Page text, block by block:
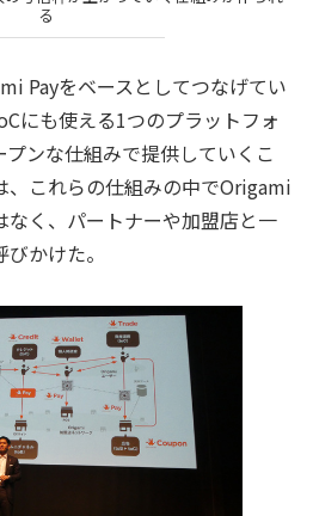
る
Payをベースとしてつなげてい
にも使える1つのプラットフォ
ンな仕組みで提供していくこ
、これらの仕組みの中でOrigami
なく、パートナーや加盟店と一
かけた。